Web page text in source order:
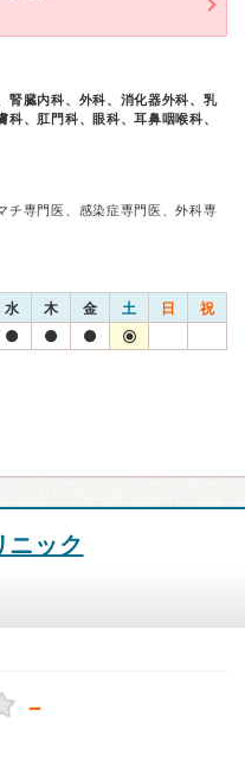
腎臓内科、外科、消化器外科、乳
、肛門科、眼科、耳鼻咽喉科、
チ専門医、感染症専門医、外科専
水 木 金 土 日 祝
ニック
－